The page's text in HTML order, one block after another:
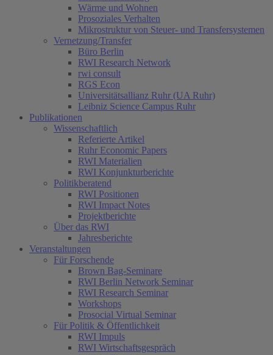
Wärme und Wohnen
Prosoziales Verhalten
Mikrostruktur von Steuer- und Transfersystemen
Vernetzung/Transfer
Büro Berlin
RWI Research Network
rwi consult
RGS Econ
Universitätsallianz Ruhr (UA Ruhr)
Leibniz Science Campus Ruhr
Publikationen
Wissenschaftlich
Referierte Artikel
Ruhr Economic Papers
RWI Materialien
RWI Konjunkturberichte
Politikberatend
RWI Positionen
RWI Impact Notes
Projektberichte
Über das RWI
Jahresberichte
Veranstaltungen
Für Forschende
Brown Bag-Seminare
RWI Berlin Network Seminar
RWI Research Seminar
Workshops
Prosocial Virtual Seminar
Für Politik & Öffentlichkeit
RWI Impuls
RWI Wirtschaftsgespräch